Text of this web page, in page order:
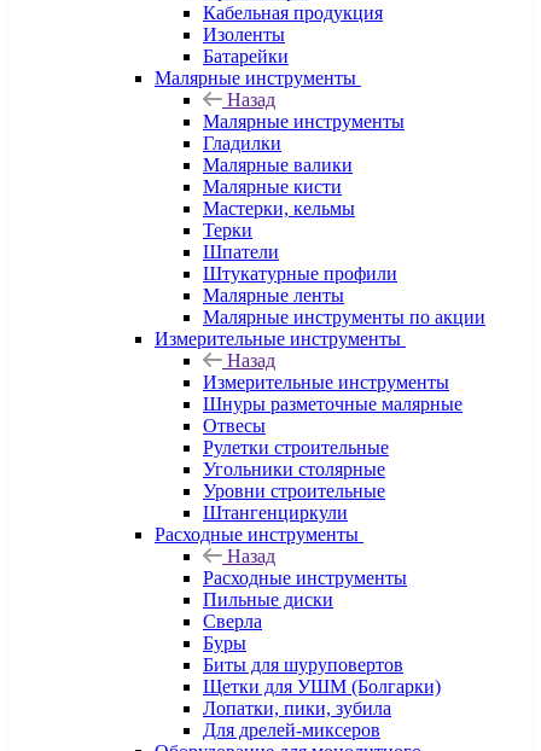
Кабельная продукция
Изоленты
Батарейки
Малярные инструменты
Назад
Малярные инструменты
Гладилки
Малярные валики
Малярные кисти
Мастерки, кельмы
Терки
Шпатели
Штукатурные профили
Малярные ленты
Малярные инструменты по акции
Измерительные инструменты
Назад
Измерительные инструменты
Шнуры разметочные малярные
Отвесы
Рулетки строительные
Угольники столярные
Уровни строительные
Штангенциркули
Расходные инструменты
Назад
Расходные инструменты
Пильные диски
Сверла
Буры
Биты для шуруповертов
Щетки для УШМ (Болгарки)
Лопатки, пики, зубила
Для дрелей-миксеров